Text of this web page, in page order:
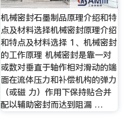
机械密封石墨制品原理介绍和特
点及材料选择机械密封原理介绍
和特点及材料选择 1、机械密封
的工作原理 机械密封是靠一对
或数对垂直于轴作相对滑动的端
面在流体压力和补偿机构的弹力
（或磁 力）作用下保持贴合并
配以辅助密封而达到阻漏 …